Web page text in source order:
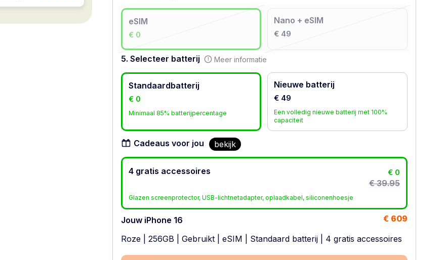
eSIM
€ 0
Nano + eSIM
€ 49
5. Selecteer batterij Meer informatie
Standaardbatterij
€ 0
Minimaal 85% batterijpercentage
Nieuwe batterij
€ 49
Een volledig nieuwe batterij met 100%
capaciteit
Cadeaus voor jou bekijk
4 gratis accessoires € 0
€ 39.95
Glazen screenprotector, USB-lichtnetadapter, oplaadkabel, siliconenhoesje
Jouw iPhone 16
€ 609
Roze
256GB Gebruikt eSIM Standaard batterij | 4 gratis accessoires